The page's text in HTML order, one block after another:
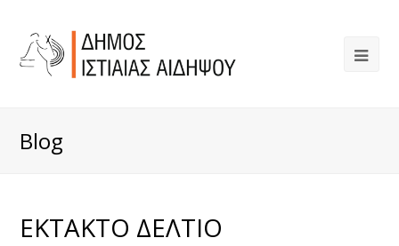
Blog
ΕΚΤΑΚΤΟ ΔΕΛΤΙΟ